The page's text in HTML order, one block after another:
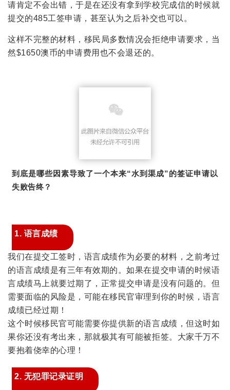
请肯定不会出错，于是在还没有拿到学校完成信的时候就
提交的485工签申请，甚至认为之后补交也可以。
这样不完整的材料，移民局多数情况会拒绝申请要求，当
然$1650澳币的申请费用也不会退还的。
到底是哪些因素导致了一个本来“水到渠成”的签证申请以
失败告终？
1. 语言成绩
我们在提交工签时，语言成绩作为必要的材料，之前考过
的语言成绩是有三年有效期的。如果在提交申请的时候语
言成绩马上就要过期了，正常提交申请是没有问题的。但
需要面临的风险是，可能在移民官审理到你的时候，语言
成绩已经过期！
这个时候移民官可能需要你提供新的语言成绩，但这时如
果你还没有考出来，那就极其有可能被拒签。大家千万不
要抱着侥幸的心理！
2. 无犯罪记录证明